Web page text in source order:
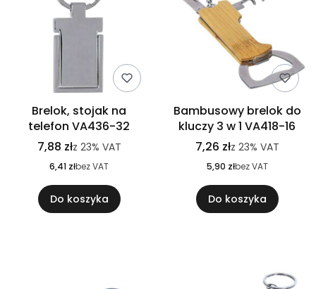
Brelok, stojak na
telefon VA436-32
7,88 złz 23% VAT
6,41 złbez VAT
Do koszyka
Bambusowy brelok do
kluczy 3 w 1 VA418-16
7,26 złz 23% VAT
5,90 złbez VAT
Do koszyka